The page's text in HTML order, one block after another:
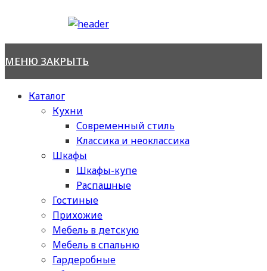
МЕНЮ ЗАКРЫТЬ
Каталог
Кухни
Современный стиль
Классика и неоклассика
Шкафы
Шкафы-купе
Распашные
Гостиные
Прихожие
Мебель в детскую
Мебель в спальню
Гардеробные